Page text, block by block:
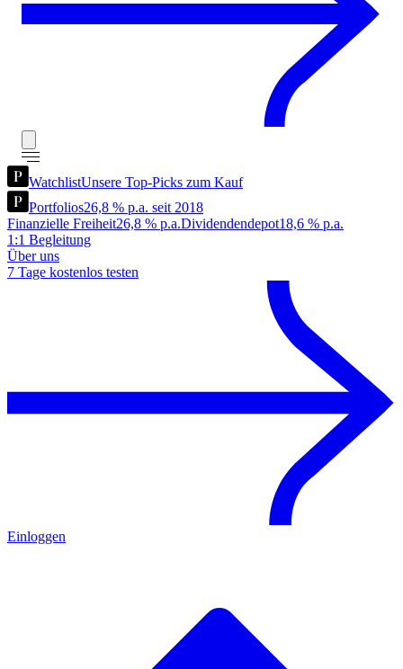
WatchlistUnsere Top-Picks zum Kauf
Portfolios26,8 % p.a. seit 2018
Finanzielle Freiheit26,8 % p.a.Dividendendepot18,6 % p.a.
1:1 Begleitung
Über uns
7 Tage kostenlos testen
Einloggen